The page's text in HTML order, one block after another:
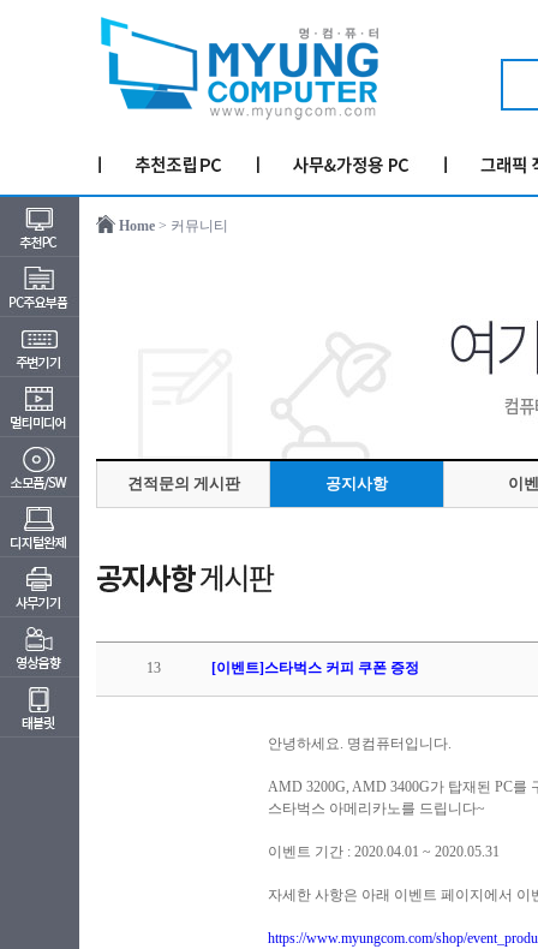
Home > 커뮤니티
견적문의 게시판 공지사항 이
13 [이벤트]스타벅스 커피 쿠폰 증정
안녕하세요. 명컴퓨터입니다.
AMD 3200G, AMD 3400G가 탑재된 PC를
스타벅스 아메리카노를 드립니다~
이벤트 기간 : 2020.04.01 ~ 2020.05.31
자세한 사항은 아래 이벤트 페이지에서
https://www.myungcom.com/shop/